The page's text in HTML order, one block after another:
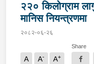
२२० किलोग्राम
मानिस नियन्त्रणमा
२०८२-०६-२६
A A- A+
Share